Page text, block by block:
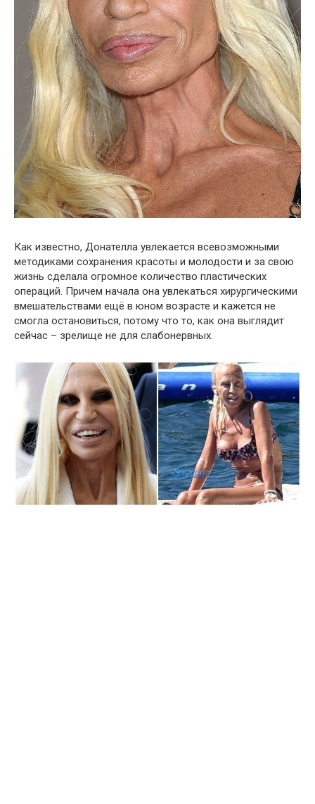
Как известно, Донателла увлекается всевозможными
методиками сохранения красоты и молодости и за свою
жизнь сделала огромное количество пластических
операций. Причем начала она увлекаться хирургическими
вмешательствами ещё в юном возрасте и кажется не
смогла остановиться, потому что то, как она выглядит
сейчас – зрелище не для слабонервных.